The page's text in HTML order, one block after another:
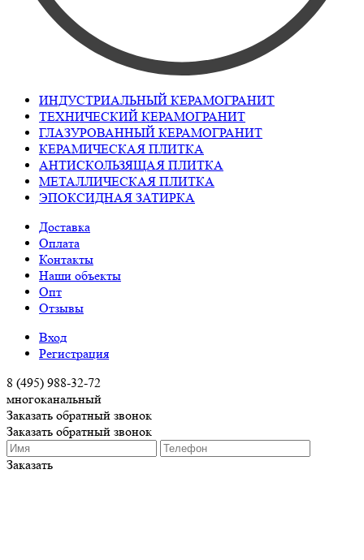
ИНДУСТРИАЛЬНЫЙ КЕРАМОГРАНИТ
ТЕХНИЧЕСКИЙ КЕРАМОГРАНИТ
ГЛАЗУРОВАННЫЙ КЕРАМОГРАНИТ
КЕРАМИЧЕСКАЯ ПЛИТКА
АНТИСКОЛЬЗЯЩАЯ ПЛИТКА
МЕТАЛЛИЧЕСКАЯ ПЛИТКА
ЭПОКСИДНАЯ ЗАТИРКА
Доставка
Оплата
Контакты
Наши объекты
Опт
Отзывы
Вход
Регистрация
8 (495) 988-32-72
многоканальный
Заказать обратный звонок
Заказать обратный звонок
Заказать